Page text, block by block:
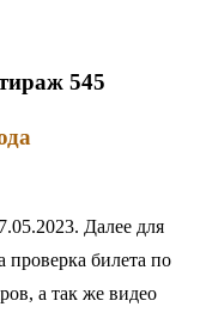
545
Далее для
проверка билета по
а так же видео